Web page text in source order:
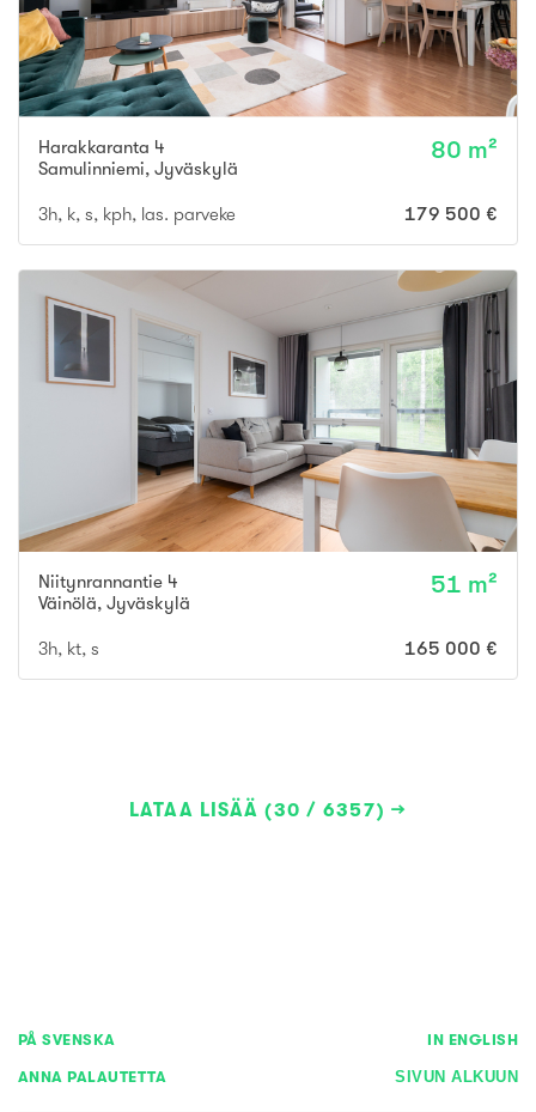
Harakkaranta 4
Samulinniemi, Jyväskylä
80 m²
3h, k, s, kph, las. parveke 179 500 €
Niitynrannantie 4
Väinölä, Jyväskylä
51 m²
3h, kt, s 165 000 €
LATAA LISÄÄ (30 / 6357)
PÅ SVENSKA IN ENGLISH
ANNA PALAUTETTA SIVUN ALKUUN